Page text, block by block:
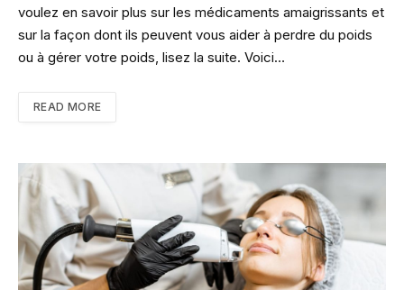
voulez en savoir plus sur les médicaments amaigrissants et
sur la façon dont ils peuvent vous aider à perdre du poids
ou à gérer votre poids, lisez la suite. Voici…
READ MORE